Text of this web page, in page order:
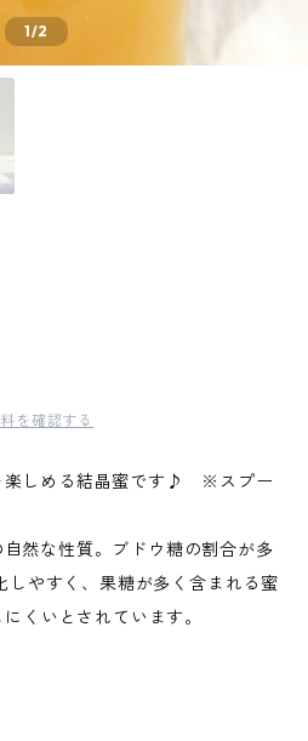
1/2
を確認する
楽しめる結晶蜜です♪ ※スプー
然な性質。ブドウ糖の割合が多
しやすく、果糖が多く含まれる蜜
くいとされています。